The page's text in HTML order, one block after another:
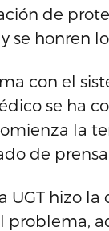
de
se honren
con el
se ha
la
de
UGT hizo
problema,